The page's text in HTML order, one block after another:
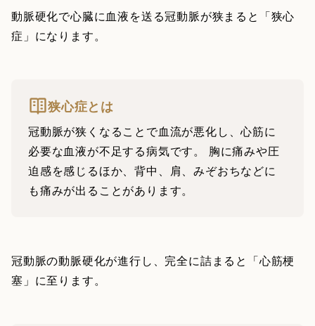
動脈硬化で心臓に血液を送る冠動脈が狭まると「狭心
症」になります。
狭心症とは
冠動脈が狭くなることで血流が悪化し、心筋に
必要な血液が不足する病気です。 胸に痛みや圧
迫感を感じるほか、背中、肩、みぞおちなどに
も痛みが出ることがあります。
冠動脈の動脈硬化が進行し、完全に詰まると「心筋梗
塞」に至ります。